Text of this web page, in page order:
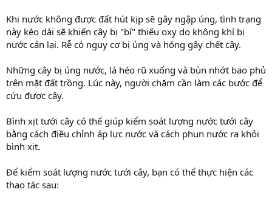
Khi nước không được đất hút kịp sẽ gây ngập úng, tình trạng
này kéo dài sẽ khiến cây bị "bí" thiếu oxy do không khí bị
nước cản lại. Rễ có nguy cơ bị ủng và hỏng gây chết cây.
Những cây bị úng nước, lá héo rũ xuống và bùn nhớt bao phủ
trên mặt đất trồng. Lúc này, người chăm cần làm các bước để
cứu được cây.
Bình xịt tưới cây có thể giúp kiểm soát lượng nước tưới cây
bằng cách điều chỉnh áp lực nước và cách phun nước ra khỏi
bình xịt.
Để kiểm soát lượng nước tưới cây, bạn có thể thực hiện các
thao tác sau: